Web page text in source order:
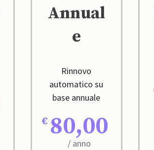
Annual
e
Rinnovo
automatico su
base annuale
80,00
/ anno